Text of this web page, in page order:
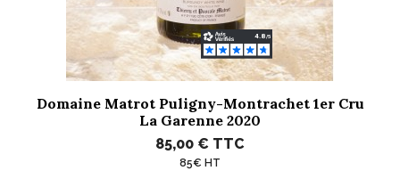
Domaine Matrot Puligny-Montrachet 1er Cru
La Garenne 2020
85,00 € TTC
85€ HT